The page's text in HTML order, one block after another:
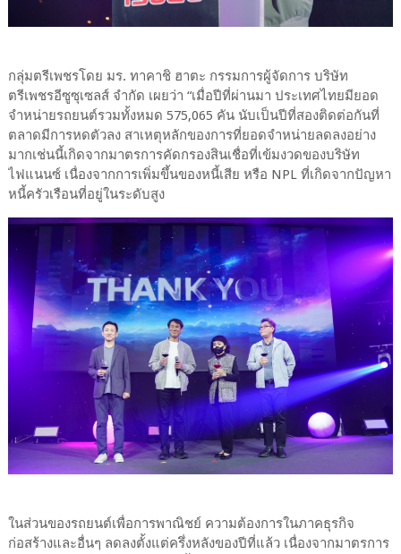
กลุ่มตรีเพชรโดย มร. ทาคาชิ ฮาตะ กรรมการผู้จัดการ บริษัท
ตรีเพชรอีซูซุเซลส์ จำกัด เผยว่า “เมื่อปีที่ผ่านมา ประเทศไทยมียอด
จำหน่ายรถยนต์รวมทั้งหมด 575,065 คัน นับเป็นปีที่สองติดต่อกันที่
ตลาดมีการหดตัวลง สาเหตุหลักของการที่ยอดจำหน่ายลดลงอย่าง
มากเช่นนี้เกิดจากมาตรการคัดกรองสินเชื่อที่เข้มงวดของบริษัท
ไฟแนนซ์ เนื่องจากการเพิ่มขึ้นของหนี้เสีย หรือ NPL ที่เกิดจากปัญหา
หนี้ครัวเรือนที่อยู่ในระดับสูง
ในส่วนของรถยนต์เพื่อการพาณิชย์ ความต้องการในภาคธุรกิจ
ก่อสร้างและอื่นๆ ลดลงตั้งแต่ครึ่งหลังของปีที่แล้ว เนื่องจากมาตรการ